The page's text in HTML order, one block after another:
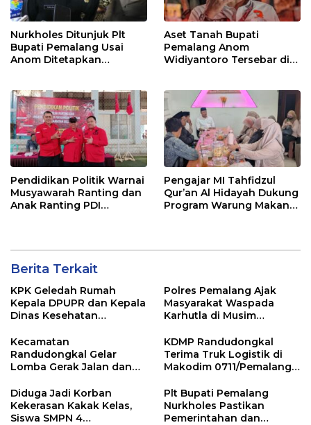
Nurkholes Ditunjuk Plt
Bupati Pemalang Usai
Anom Ditetapkan
Aset Tanah Bupati
Pemalang Anom
Widiyantoro Tersebar di
Pendidikan Politik Warnai
Musyawarah Ranting dan
Anak Ranting PDI
Pengajar MI Tahfidzul
Qur’an Al Hidayah Dukung
Program Warung Makan
Berita Terkait
KPK Geledah Rumah
Kepala DPUPR dan Kepala
Dinas Kesehatan
Polres Pemalang Ajak
Masyarakat Waspada
Karhutla di Musim
Kecamatan
Randudongkal Gelar
Lomba Gerak Jalan dan
HUT RI ke-81
KDMP Randudongkal
Terima Truk Logistik di
Makodim 0711/Pemalang
Desa
Diduga Jadi Korban
Kekerasan Kakak Kelas,
Siswa SMPN 4
Plt Bupati Pemalang
Nurkholes Pastikan
Pemerintahan dan